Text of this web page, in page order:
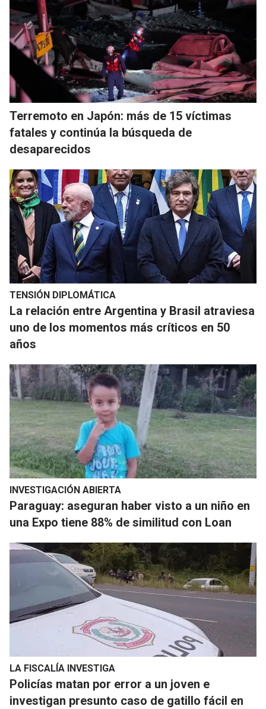
Terremoto en Japón: más de 15 víctimas
fatales y continúa la búsqueda de
desaparecidos
TENSIÓN DIPLOMÁTICA
La relación entre Argentina y Brasil atraviesa
uno de los momentos más críticos en 50
años
INVESTIGACIÓN ABIERTA
Paraguay: aseguran haber visto a un niño en
una Expo tiene 88% de similitud con Loan
LA FISCALÍA INVESTIGA
Policías matan por error a un joven e
investigan presunto caso de gatillo fácil en